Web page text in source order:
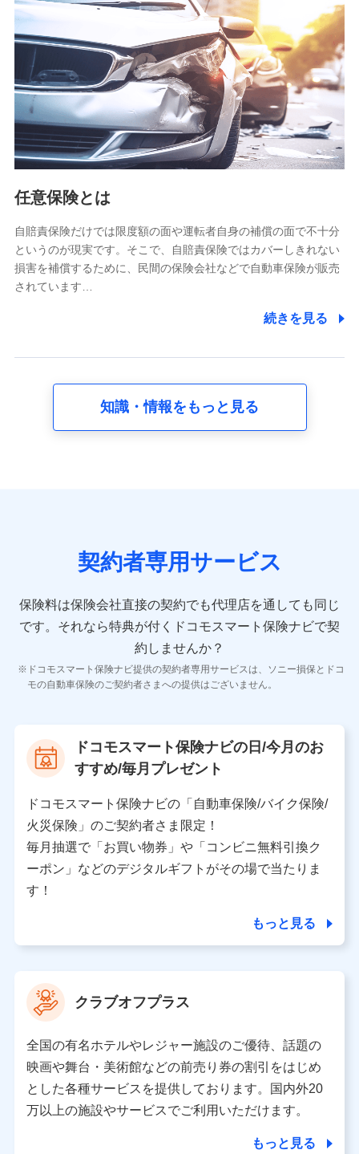
【共同して利用される利用データの項目】
当社又は株式会社NTTドコモがサービス提供等を通じて取得
した、以下の情報などの個人データ
基本情報
氏名、電話番号、メールアドレス、お客さまの識別子、
属性、連絡先、dポイントサービスのご利用に関する情
報。例として、dポイントカード番号、性別、年齢、家族
構成、住所、dポイント残高、dポイント利用履歴などが
含まれます。
当社又は株式会社NTTドコモが提供する各種サービスな
又は株式会社NTTドコモが提供する各種サービスのご契
約状態・ご利用履歴インターネット利用時の行動に関す
る情報、アプリケーション利用時の行動に関する情報、
購入されたサービスや商品の名称・購入場所・決済に関
する情報、アンケートの回答に関する情報などが含まれ
の内容、保険料、保険料のお支払方法、車のメーカーや
走行距離などの情報、建物の構造や築年数などの情報、
険契約に関する情報。例として、保険契約者及び被保険
者の氏名、住所、生年月日、性別、保険契約者と被保険
報、建物の構造や築年数などの情報、ペットの種類や年
齢などの情報などが含まれます。
【共同して利用する者の範囲】
当社
当社又は株式会社NTTドコモが提供する保険関連サービ
スにおけるユーザ登録受付および管理のため
を受けている保険会社・提携会社の保険その他に関する
情報を提供するため、また維持管理等の委託業務遂行の
ため、またそれらに付帯、関連する当社、株式会社NTT
ドコモおよび提携会社のサービスを案内、提供するため
（各サービスで取得したサービス利用履歴、ウェブサイ
トの閲覧履歴、購買履歴、ご契約内容等のパーソナルデ
ータを分析して、お客さまの趣味・嗜好・傾向に応じた
上記に係る案内・手続き・管理等付帯業務を行うため
【当該個人データの管理について責任を有する者の名称・住
所・代表者名】
当該個人データを取り扱う各共同利用者（詳細は次のとお
り）
東京都千代田区永田町2丁目11番1号 山王パークタワー
株式会社NTTドコモ 代表取締役社長 前田 義晃
東京都中央区日本橋人形町2-14-10 アーバンネット日本橋
任意保険とは
自賠責保険だけでは限度額の面や運転者自身の補償の面で不十分
というのが現実です。そこで、自賠責保険ではカバーしきれない
損害を補償するために、民間の保険会社などで自動車保険が販売
されています…
続きを見る
知識・情報をもっと見る
契約者専用サービス
保険料は保険会社直接の契約でも代理店を通しても同じ
です。 それなら特典が付くドコモスマート保険ナビで契
約しませんか？
ドコモスマート保険ナビ提供の契約者専用サービスは、ソニー損保とドコ
モの自動車保険のご契約者さまへの提供はございません。
ドコモスマート保険ナビの日/今月のお
すすめ/毎月プレゼント
ドコモスマート保険ナビの「自動車保険/バイク保険/
火災保険」のご契約者さま限定！
毎月抽選で「お買い物券」や「コンビニ無料引換ク
ーポン」などのデジタルギフトがその場で当たりま
す！
もっと見る
クラブオフプラス
全国の有名ホテルやレジャー施設のご優待、話題の
映画や舞台・美術館などの前売り券の割引をはじめ
とした各種サービスを提供しております。国内外20
万以上の施設やサービスでご利用いただけます。
もっと見る